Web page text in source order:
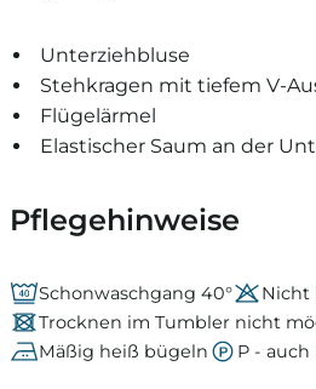
Unterziehbluse
Stehkragen mit tiefem V-
Flügelärmel
Elastischer Saum an der
Pflegehinweise
Schonwaschgang 40°
Nicht
Trocknen im Tumbler nicht
Mäßig heiß bügeln
P -